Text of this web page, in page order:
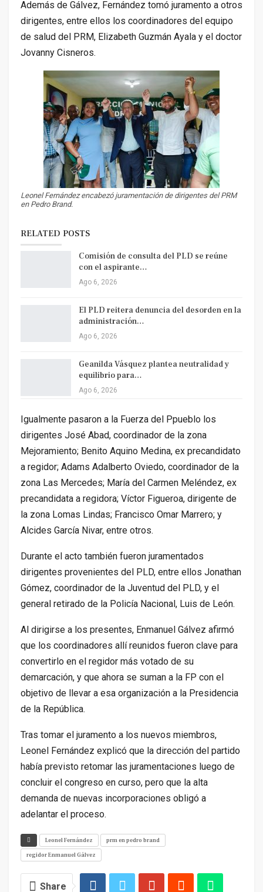
Además de Gálvez, Fernández tomó juramento a otros
dirigentes, entre ellos los coordinadores del equipo
de salud del PRM, Elizabeth Guzmán Ayala y el doctor
Jovanny Cisneros.
Leonel Fernández encabezó juramentación de dirigentes del PRM
en Pedro Brand.
RELATED POSTS
Comisión de consulta del PLD se reúne
con el aspirante…
Ago 6, 2026
El PLD reitera denuncia del desorden en la
administración…
Ago 6, 2026
Geanilda Vásquez plantea neutralidad y
equilibrio para…
Ago 6, 2026
Igualmente pasaron a la Fuerza del Ppueblo los
dirigentes José Abad, coordinador de la zona
Mejoramiento; Benito Aquino Medina, ex precandidato
a regidor; Adams Adalberto Oviedo, coordinador de la
zona Las Mercedes; María del Carmen Meléndez, ex
precandidata a regidora; Víctor Figueroa, dirigente de
la zona Lomas Lindas; Francisco Omar Marrero; y
Alcides García Nivar, entre otros.
Durante el acto también fueron juramentados
dirigentes provenientes del PLD, entre ellos Jonathan
Gómez, coordinador de la Juventud del PLD, y el
general retirado de la Policía Nacional, Luis de León.
Al dirigirse a los presentes, Enmanuel Gálvez afirmó
que los coordinadores allí reunidos fueron clave para
convertirlo en el regidor más votado de su
demarcación, y que ahora se suman a la FP con el
objetivo de llevar a esa organización a la Presidencia
de la República.
Tras tomar el juramento a los nuevos miembros,
Leonel Fernández explicó que la dirección del partido
había previsto retomar las juramentaciones luego de
concluir el congreso en curso, pero que la alta
demanda de nuevas incorporaciones obligó a
adelantar el proceso.
Leonel Fernández
prm en pedro brand
regidor Enmanuel Gálvez
Share